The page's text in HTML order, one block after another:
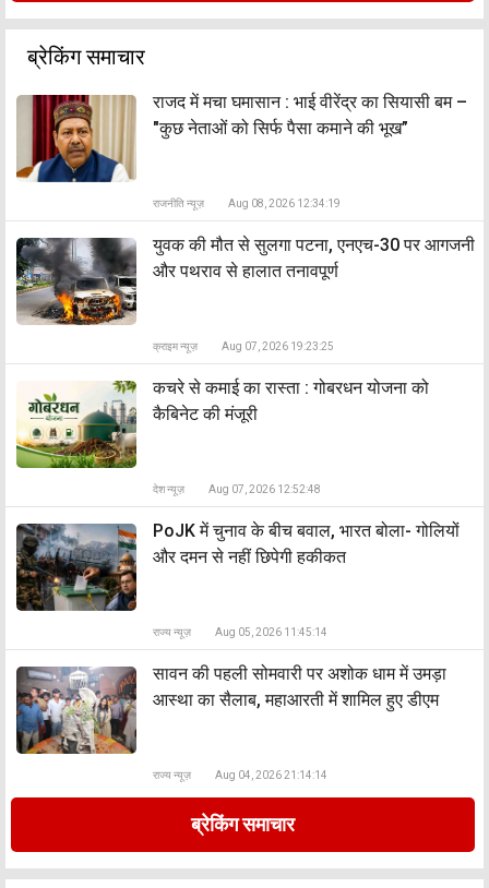
ब्रेकिंग समाचार
राजद में मचा घमासान : भाई वीरेंद्र का सियासी बम –
"कुछ नेताओं को सिर्फ पैसा कमाने की भूख”
राजनीति न्यूज़ Aug 08, 2026 12:34:19
युवक की मौत से सुलगा पटना, एनएच-30 पर आगजनी
और पथराव से हालात तनावपूर्ण
क्राइम न्यूज़ Aug 07, 2026 19:23:25
कचरे से कमाई का रास्ता : गोबरधन योजना को
कैबिनेट की मंजूरी
देश न्यूज़ Aug 07, 2026 12:52:48
PoJK में चुनाव के बीच बवाल, भारत बोला- गोलियों
और दमन से नहीं छिपेगी हकीकत
राज्य न्यूज़ Aug 05, 2026 11:45:14
सावन की पहली सोमवारी पर अशोक धाम में उमड़ा
आस्था का सैलाब, महाआरती में शामिल हुए डीएम
राज्य न्यूज़ Aug 04, 2026 21:14:14
ब्रेकिंग समाचार